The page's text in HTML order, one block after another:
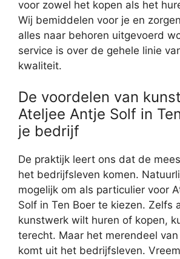
voor zowel het kopen als het
Wij bemiddelen voor je en
alles naar behoren uitgevoerd
service is over de gehele linie
kwaliteit.
De voordelen van
Ateljee Antje Solf in
je bedrijf
De praktijk leert ons dat de
het bedrijfsleven komen.
mogelijk om als particulier voor
Solf in Ten Boer te kiezen. Zelfs
kunstwerk wilt huren of kopen,
terecht. Maar het merendeel
komt uit het bedrijfsleven.